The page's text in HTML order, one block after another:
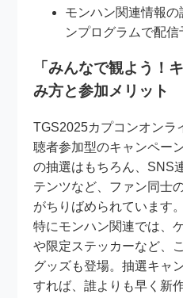
モンハン関連情報
ンプログラムで配信
「みんなで観よう！
み方と参加メリット
TGS2025カプコンオンラ
聴者参加型のキャンペー
の抽選はもちろん、SNS
テンツなど、ファン同士
がちりばめられています。
特にモンハン関連では、
や限定ステッカーなど、
グッズも登場。抽選キャ
すれば、誰よりも早く新